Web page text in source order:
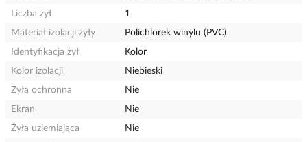
Liczba żył
1
Materiał izolacji żyły
Polichlorek winylu (PVC)
Identyfikacja żył
Kolor
Kolor izolacji
Niebieski
Żyła ochronna
Nie
Ekran
Nie
Żyła uziemiająca
Nie